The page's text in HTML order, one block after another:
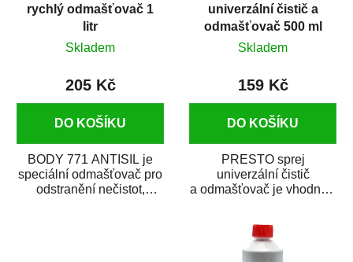
rychlý odmašťovač 1
litr
Skladem
205 Kč
DO KOŠÍKU
BODY 771 ANTISIL je
speciální odmašťovač pro
odstranění nečistot,
univerzální čistič a
odmašťovač 500 ml
Skladem
159 Kč
DO KOŠÍKU
PRESTO sprej
univerzální čistič
a odmašťovač je vhodný k